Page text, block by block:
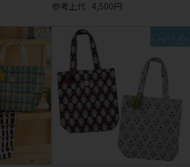
参考上代 4,500円